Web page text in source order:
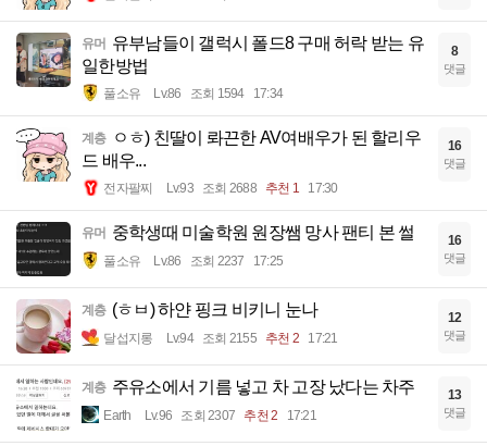
유머 유부남들이 갤럭시 폴드8 구매 허락 받는 유
일한방법
풀소유 Lv.86 조회 1594 17:34
8
댓글
계층
ㅇㅎ) 친딸이 롸끈한 AV여배우가 된 할리우
드 배우...
전자팔찌 Lv.93 조회 2688 추천 1 17:30
16
댓글
유머 중학생때 미술학원 원장쌤 망사 팬티 본 썰
풀소유 Lv.86 조회 2237 17:25
16
댓글
계층 (ㅎㅂ) 하얀 핑크 비키니 눈나
달섭지롱 Lv.94 조회 2155 추천 2 17:21
12
댓글
계층 주유소에서 기름 넣고 차 고장 났다는 차주
Earth Lv.96 조회 2307 추천 2 17:21
13
댓글